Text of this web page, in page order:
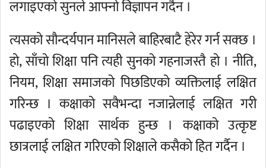
लगाइएको सुनले आफ्नो विज्ञापन गर्दैन ।
त्यसको सौन्दर्यपान मानिसले बाहिरबाटै हेरेर गर्न सक्छ ।
हो, साँचो शिक्षा पनि त्यही सुनको गहनाजस्तै हो । नीति,
नियम, शिक्षा समाजको पिछडिएको व्यक्तिलाई लक्षित
गरिन्छ । कक्षाको सवैभन्दा नजान्नेलाई लक्षित गरी
पढाइएको शिक्षा सार्थक हुन्छ । कक्षाको उत्कृष्ट
छात्रलाई लक्षित गरिएको शिक्षाले कसैको हित गर्दैन ।